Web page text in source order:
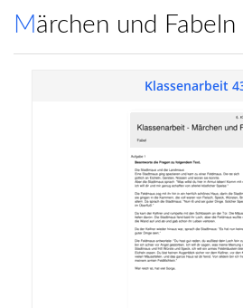
Märchen und Fabeln
Klassenarbeit